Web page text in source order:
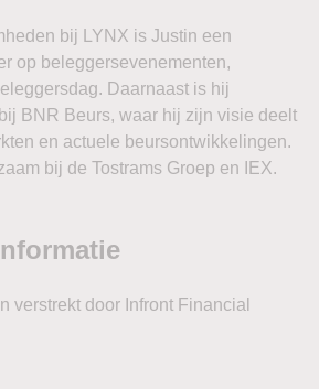
bij LYNX is Justin een
op beleggersevenementen,
Daarnaast is hij
BNR Beurs, waar hij zijn visie deelt
en actuele beursontwikkelingen.
bij de Tostrams Groep en IEX.